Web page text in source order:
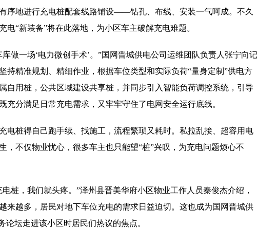
序地进行充电桩配套线路铺设——钻孔、布线、安装一气呵成。不久
电“新装备”将在此落地，为小区车主破解充电难题。
做一场‘电力微创手术’。”国网晋城供电公司运维团队负责人张宁向记
持精准规划、精细作业，根据车位类型和实际负荷“量身定制”供电方
自用桩，公共区域建设共享桩，并同步引入智能负荷调控系统，引导
充分满足日常充电需求，又牢牢守住了电网安全运行底线。
电桩得自己跑手续、找施工，流程繁琐又耗时。私拉乱接、超容用电
，不仅物业忧心，很多车主也只能望“桩”兴叹，为充电问题烦心不
桩，我们就头疼。”泽州县晋美华府小区物业工作人员秦俊杰介绍，
来越多，居民对地下车位充电的需求日益迫切。这也成为国网晋城供
论坛走进该小区时居民们热议的焦点。